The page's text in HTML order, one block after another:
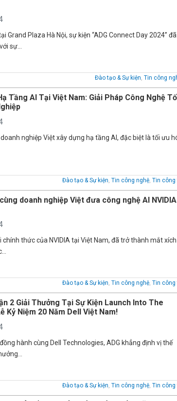
Grand Plaza Hà Nội, sự kiện “ADG Connect Day 2024” đã
sự…
Đào tạo & Sự kiện, Tin công
Tầng AI Tại Việt Nam: Giải Pháp Công Nghệ
nghiệp Việt xây dựng hạ tầng AI, đặc biệt là tối ưu
Đào tạo & Sự kiện, Tin công nghệ, Tin công
doanh nghiệp Việt đưa công nghệ AI NVIDIA
chính thức của NVIDIA tại Việt Nam, đã trở thành mắt xích
Đào tạo & Sự kiện, Tin công nghệ, Tin công
2 Giải Thưởng Tại Sự Kiện Launch Into The
Kỷ Niệm 20 Năm Dell Việt Nam!
hành cùng Dell Technologies, ADG khẳng định vị thế
Đào tạo & Sự kiện, Tin công nghệ, Tin công